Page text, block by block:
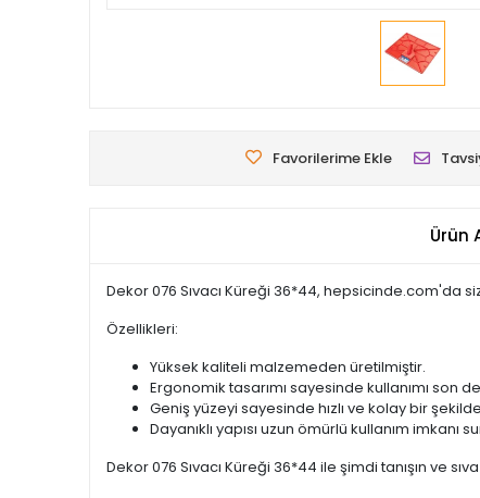
Favorilerime Ekle
Ürün
Dekor 076 Sıvacı Küreği 36*44, hepsicinde.com'da
Özellikleri:
Yüksek kaliteli malzemeden üretilmiştir.
Ergonomik tasarımı sayesinde kullanımı son
Geniş yüzeyi sayesinde hızlı ve kolay bir
Dayanıklı yapısı uzun ömürlü kullanım imkanı
Dekor 076 Sıvacı Küreği 36*44 ile şimdi tanışın ve